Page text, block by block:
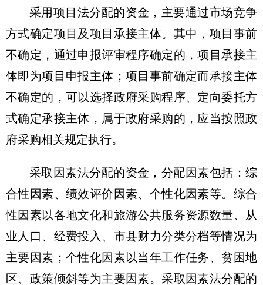
采用项目法分配的资金，主要通过市场竞争
方式确定项目及项目承接主体。其中，项目事前
不确定，通过申报评审程序确定的，项目承接主
体即为项目申报主体；项目事前确定而承接主体
不确定的，可以选择政府采购程序、定向委托方
式确定承接主体，属于政府采购的，应当按照政
府采购相关规定执行。
采取因素法分配的资金，分配因素包括：综
合性因素、绩效评价因素、个性化因素等。综合
性因素以各地文化和旅游公共服务资源数量、从
业人口、经费投入、市县财力分类分档等情况为
主要因素；个性化因素以当年工作任务、贫困地
区、政策倾斜等为主要因素。采取因素法分配的